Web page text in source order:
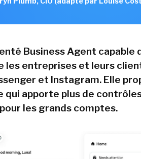
Business Agent capable
les entreprises et leurs
et Instagram. Elle
qui apporte plus de
les grands comptes.